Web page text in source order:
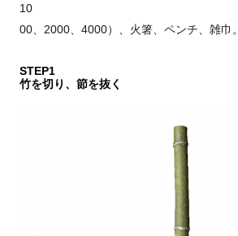
10
00、2000、4000）、火箸、ペンチ、雑巾。
STEP1
竹を切り、節を抜く